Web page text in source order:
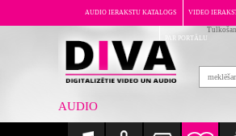
AUDIO IERAKSTU KATALOGS VIDEO
PAR PORTĀLU
AUDIO